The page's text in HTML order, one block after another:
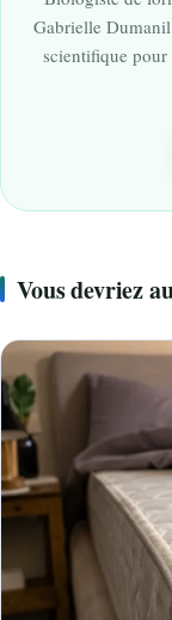
Gabrielle
scientifique pour
Vous devriez